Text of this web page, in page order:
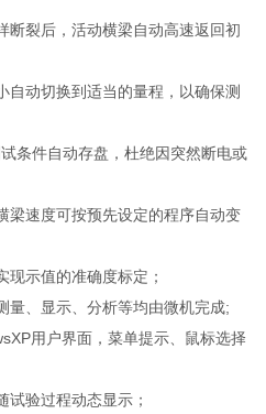
裂后，活动横梁自动高速返回初
动切换到适当的量程，以确保测
件自动存盘，杜绝因突然断电或
速度可按预先设定的程序自动变
示值的准确度标定；
、显示、分析等均由微机完成;
用户界面，菜单提示、鼠标选择
验过程动态显示；